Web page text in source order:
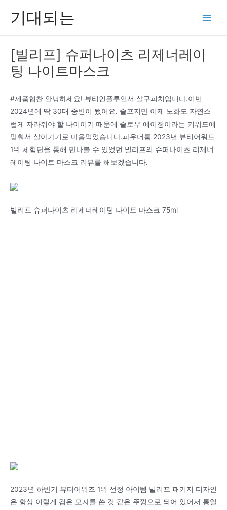
기대되는
[빌리프] 슈퍼나이츠 리제너레이
팅 나이트마스크
#제품협찬 안녕하세요! 뷰티인플루언서 살구피치입니다.이번
2024년에 딱 30대 중반이 됐어요. 슬프지만 이제 노화도 자연스
럽게 자라줘야 할 나이이기 때문에 슬로우 에이징이라는 키워드에
맞춰서 살아가기로 마음먹었습니다.파우더룸 2023년 뷰티어워드
1위 체험단을 통해 만나볼 수 있었던 빌리프의 슈퍼나이츠 리제너
레이팅 나이트 마스크 리뷰를 해보겠습니다.
빌리프 슈퍼나이츠 리제너레이팅 나이트 마스크 75ml
2023년 하반기 뷰티어워즈 1위 선정 아이템 빌리프 패키지 디자인
은 항상 이렇게 검은 모자를 쓴 것 같은 뚜껑으로 되어 있어서 통일